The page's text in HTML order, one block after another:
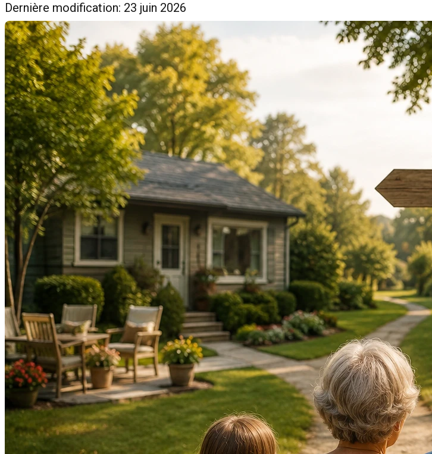
Dernière modification: 23 juin 2026